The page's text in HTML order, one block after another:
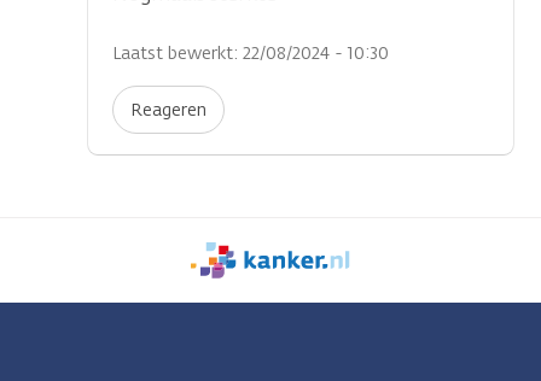
Laatst bewerkt: 22/08/2024 - 10:30
Reageren
We
zijn